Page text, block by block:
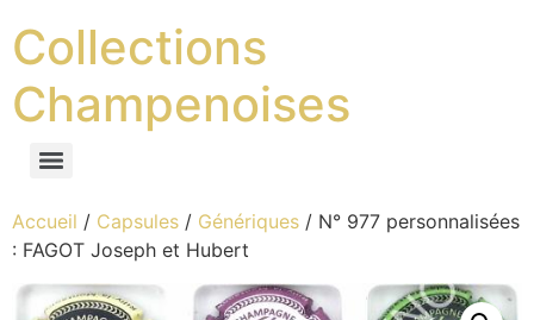
Collections
Champenoises
Accueil / Capsules / Génériques / N° 977 personnalisées
: FAGOT Joseph et Hubert